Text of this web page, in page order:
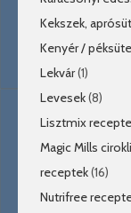
Kekszek,
Kenyér /
Lekvár(1)
Levesek(8)
Lisztmix
Magic Mills
receptek(16)
Nutrifree